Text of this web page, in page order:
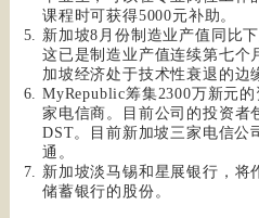
课程时可获得5000元补助。
新加坡8月份制造业产值同比
这已是制造业产值连续第七个
加坡经济处于技术性衰退的边
MyRepublic筹集2300万新元
家电信商。目前公司的投资者
DST。目前新加坡三家电信公
通。
新加坡淡马锡和星展银行，将
储蓄银行的股份。